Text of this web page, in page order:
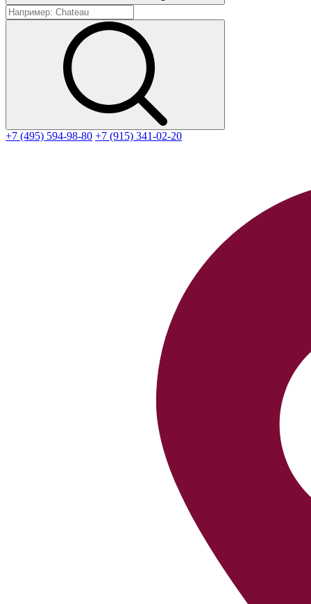
+7 (495) 594-98-80 +7 (915) 341-02-20